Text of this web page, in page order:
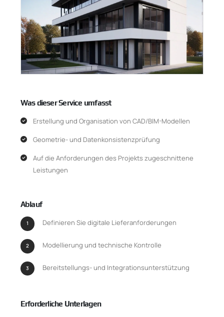
Was dieser Service umfasst
Erstellung und Organisation von CAD/BIM-Modellen
Geometrie- und Datenkonsistenzprüfung
Auf die Anforderungen des Projekts zugeschnittene
Leistungen
Ablauf
1 Definieren Sie digitale Lieferanforderungen
2 Modellierung und technische Kontrolle
3 Bereitstellungs- und Integrationsunterstützung
Erforderliche Unterlagen